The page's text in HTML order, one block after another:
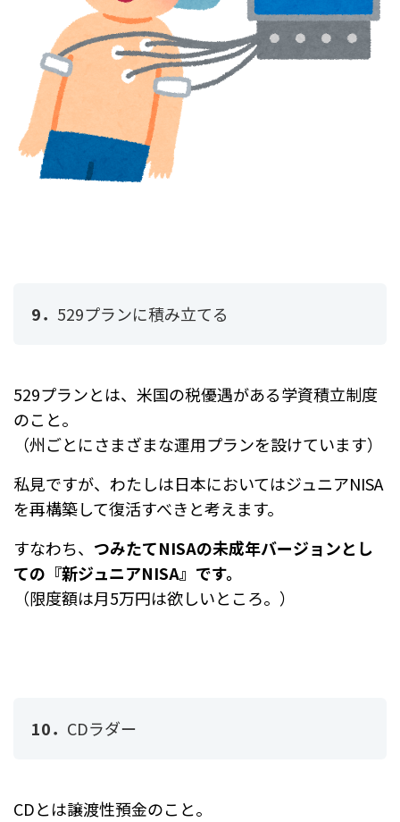
9． 529プランに積み立てる
529プランとは、米国の税優遇がある学資積立制度
のこと。
（州ごとにさまざまな運用プランを設けています）
私見ですが、わたしは日本においてはジュニアNISA
を再構築して復活すべきと考えます。
すなわち、 つみたてNISAの未成年バージョンとし
ての『新ジュニアNISA』です。
（限度額は月5万円は欲しいところ。）
10． CDラダー
CDとは譲渡性預金のこと。